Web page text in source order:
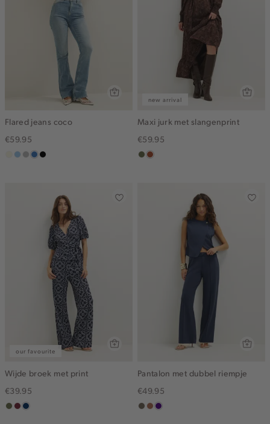
Flared jeans coco
€59.95
wit,lichtblauw
grijs,middenblauw
zwart,
new arrival
Maxi jurk met slangenprint
€59.95
groen,
bruin
our favourite
Wijde broek met print
€39.95
groen,
brique
donkerblauw
Pantalon met dubbel riempje
€49.95
middenbruin
terracotta
indigo